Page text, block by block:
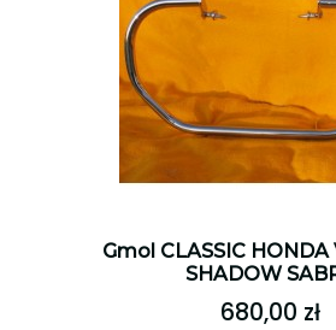
Gmol CLASSIC HONDA
SHADOW
680,00 zł